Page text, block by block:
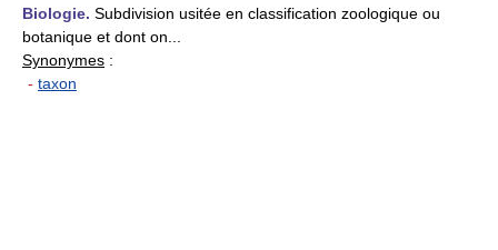
Biologie. Subdivision usitée en classification zoologique ou
botanique et dont on...
Synonymes :
- taxon